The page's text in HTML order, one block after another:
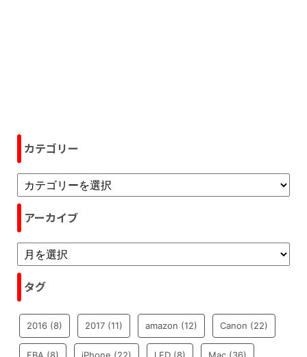
カテゴリー
アーカイブ
タグ
2016 (8) 2017 (11) amazon (12) Canon (22)